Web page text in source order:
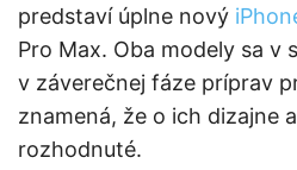
predstaví úplne nový
Pro Max. Oba modely sa v
v záverečnej fáze príprav
znamená, že o ich dizajne
rozhodnuté.